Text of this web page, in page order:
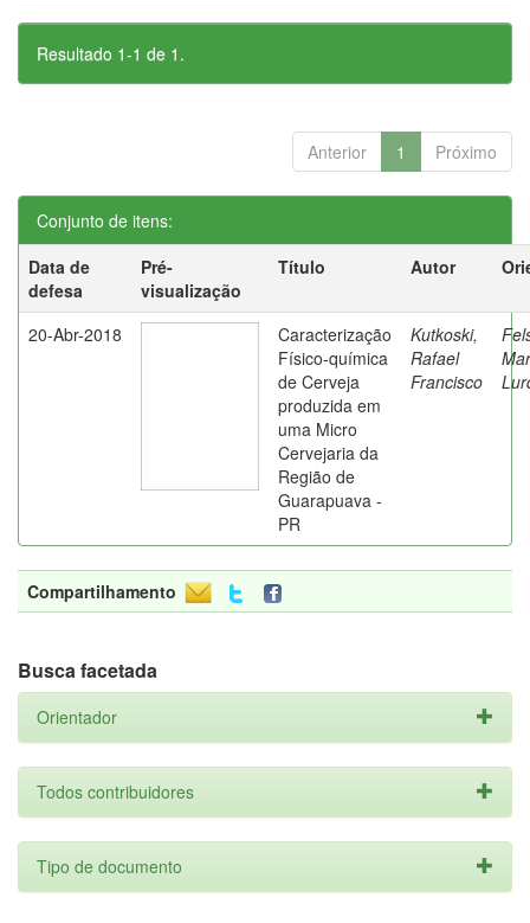
Resultado 1-1 de 1.
Anterior 1 Próximo
Conjunto de itens:
Data de
defesa
Pré-
visualização
Título Autor
20-Abr-2018
Caracterização
Físico-química
de Cerveja
produzida em
uma Micro
Cervejaria da
Região de
Guarapuava -
PR
Kutkoski,
Rafael
Francisco
Compartilhamento
Busca facetada
Orientador
Todos contribuidores
Tipo de documento